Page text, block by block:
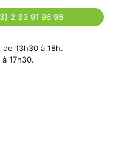
2 32 91 96 96
13h30 à 18h.
17h30.